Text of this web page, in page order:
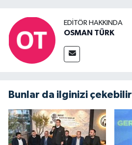
EDITÖR HAKKINDA
OSMAN TÜRK
Bunlar da ilginizi çekebilir